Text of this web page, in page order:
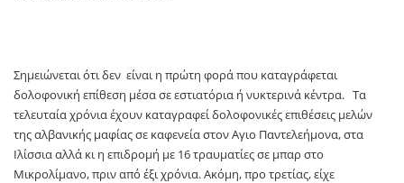
Σημειώνεται ότι δεν είναι η πρώτη φορά που καταγράφεται
δολοφονική επίθεση μέσα σε εστιατόρια ή νυκτερινά κέντρα. Τα
τελευταία χρόνια έχουν καταγραφεί δολοφονικές επιθέσεις μελών
της αλβανικής μαφίας σε καφενεία στον Αγιο Παντελεήμονα, στα
Ιλίσσια αλλά κι η επιδρομή με 16 τραυματίες σε μπαρ στο
Μικρολίμανο, πριν από έξι χρόνια. Ακόμη, προ τρετίας, είχε